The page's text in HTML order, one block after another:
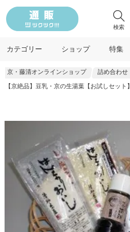
検索
カテゴリー ショップ 特集
京・藤清オンラインショップ
詰め合わせ
【京絶品】豆乳・京の生湯葉【お試しセット】